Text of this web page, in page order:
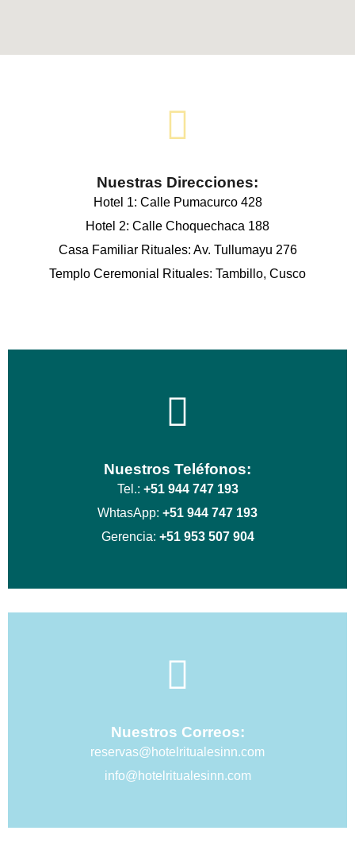
Nuestras Direcciones:
Hotel 1: Calle Pumacurco 428
Hotel 2: Calle Choquechaca 188
Casa Familiar Rituales: Av. Tullumayu 276
Templo Ceremonial Rituales: Tambillo, Cusco
Nuestros Teléfonos:
Tel.: +51 944 747 193
WhtasApp: +51 944 747 193
Gerencia: +51 953 507 904
Nuestros Correos:
reservas@hotelritualesinn.com
info@hotelritualesinn.com